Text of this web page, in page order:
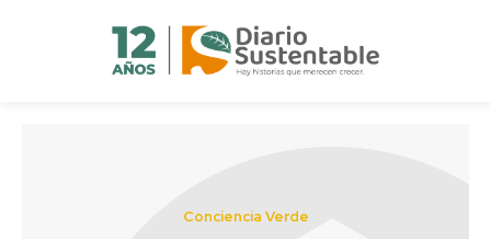
Conciencia Verde